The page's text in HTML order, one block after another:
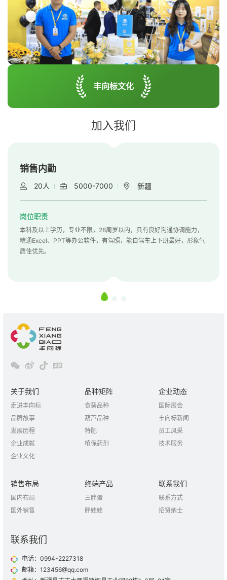
丰向标文化
加入我们
销售内勤
20人 5000-7000 新疆
岗位职责
本科及以上学历，专业不限，28周岁以内，具有良好沟通协调能力，
精通Excel、PPT等办公软件，有驾照，能自驾车上下班最好，形象气
质佳优先。
关于我们
走进丰向标
品牌故事
发展历程
企业成就
企业文化
品种矩阵
食葵品种
葫芦品种
特肥
植保药剂
企业动态
国际展会
丰向标新闻
员工风采
技术服务
销售布局
国内布局
国外销售
终端产品
三胖蛋
胖娃娃
联系我们
联系方式
招贤纳士
联系我们
电话：0994-2227318
邮箱：123456@qq.com